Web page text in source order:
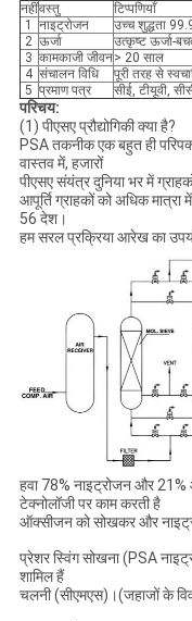
नहींवस्तु
टिप्पणियाँ
1
नाइट्रोजन
उच्च शुद्धता
2 ऊर्जा
उत्कृष्ट ऊर्जा-
3 कामकाजी जीवन> 20 साल
4 संचालन विधि
पूरी तरह से
5 प्रमाण पत्र सीई, टीयूवी,
परिचय:
(1) पीएसए प्रौद्योगिकी क्या है?
PSA तकनीक एक बहुत ही
वास्तव में, हजारों
पीएसए संयंत्र दुनिया भर में
आपूर्ति ग्राहकों को अधिक मात्रा
56 देश।
हम सरल प्रक्रिया आरेख का
हवा 78% नाइट्रोजन और
टेक्नोलॉजी पर काम करती है
ऑक्सीजन को सोखकर और
प्रेशर स्विंग सोखना (PSA
शामिल हैं
चलनी (सीएमएस)।(जहाजों के